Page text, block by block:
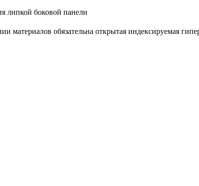
липкой боковой панели
материалов обязательна открытая индексируемая